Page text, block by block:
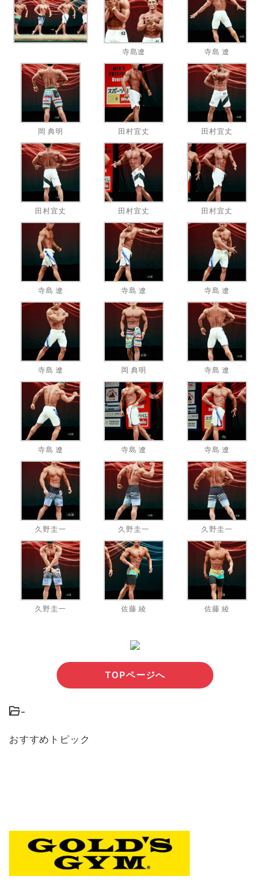
寺島遼 寺島 遼
岡 典明 田村宜丈 田村宜丈
田村宜丈 田村宜丈 田村宜丈
寺島 遼 寺島 遼 寺島 遼
寺島 遼 岡 典明 寺島 遼
寺島 遼 寺島 遼 寺島 遼
久野圭一 久野圭一 久野圭一
久野圭一 佐藤 綾 佐藤 綾
TOPページへ
-
おすすめトピック